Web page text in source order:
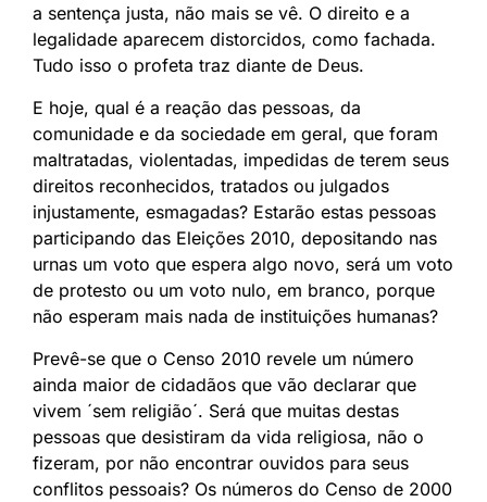
a sentença justa, não mais se vê. O direito e a
legalidade aparecem distorcidos, como fachada.
Tudo isso o profeta traz diante de Deus.
E hoje, qual é a reação das pessoas, da
comunidade e da sociedade em geral, que foram
maltratadas, violentadas, impedidas de terem seus
direitos reconhecidos, tratados ou julgados
injustamente, esmagadas? Estarão estas pessoas
participando das Eleições 2010, depositando nas
urnas um voto que espera algo novo, será um voto
de protesto ou um voto nulo, em branco, porque
não esperam mais nada de instituições humanas?
Prevê-se que o Censo 2010 revele um número
ainda maior de cidadãos que vão declarar que
vivem ´sem religião´. Será que muitas destas
pessoas que desistiram da vida religiosa, não o
fizeram, por não encontrar ouvidos para seus
conflitos pessoais? Os números do Censo de 2000